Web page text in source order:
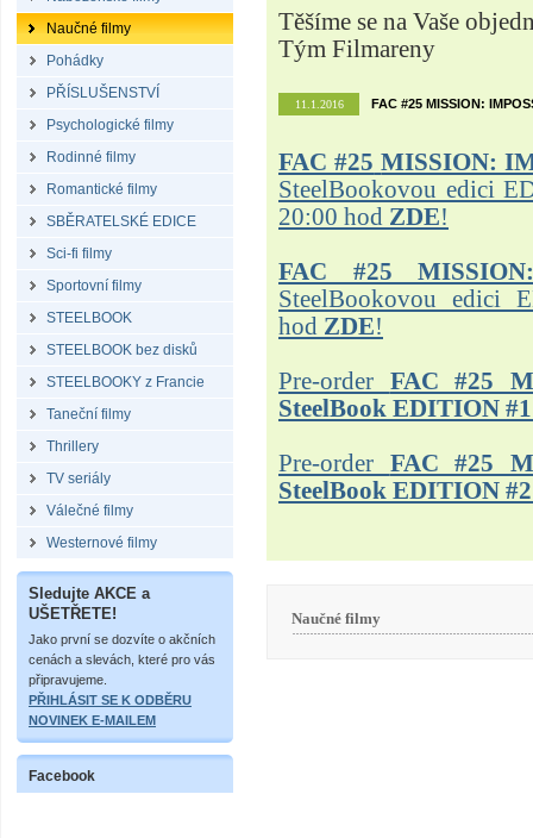
Naučné filmy
Pohádky
PŘÍSLUŠENSTVÍ
Psychologické filmy
Rodinné filmy
Romantické filmy
SBĚRATELSKÉ EDICE
Sci-fi filmy
Sportovní filmy
STEELBOOK
STEELBOOK bez disků
STEELBOOKY z Francie
Taneční filmy
Thrillery
TV seriály
Válečné filmy
Westernové filmy
Sledujte AKCE a
UŠETŘETE!
Jako první se dozvíte o akčních
cenách a slevách, které pro vás
připravujeme.
PŘIHLÁSIT SE K ODBĚRU
NOVINEK E-MAILEM
Facebook
Těšíme se na Vaše
Tým Filmareny
11.1.2016 FAC #25 MISSION:
FAC #25 MISSION:
SteelBookovou edici
20:00 hod ZDE!
FAC #25
SteelBookovou edici
hod ZDE!
Pre-order FAC #25
SteelBook EDITION #1
Pre-order FAC #25
SteelBook EDITION #2
Naučné filmy